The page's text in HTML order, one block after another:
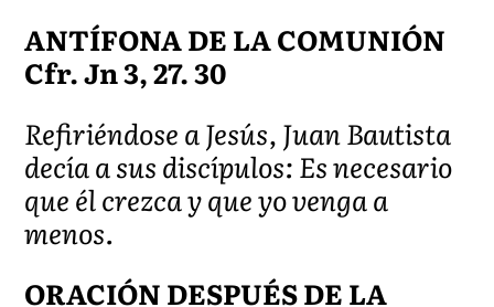
ANTÍFONA DE LA COMUNIÓN
Cfr. Jn 3, 27. 30
Refiriéndose a Jesús, Juan Bautista
decía a sus discípulos: Es necesario
que él crezca y que yo venga a
menos.
ORACIÓN DESPUÉS DE LA